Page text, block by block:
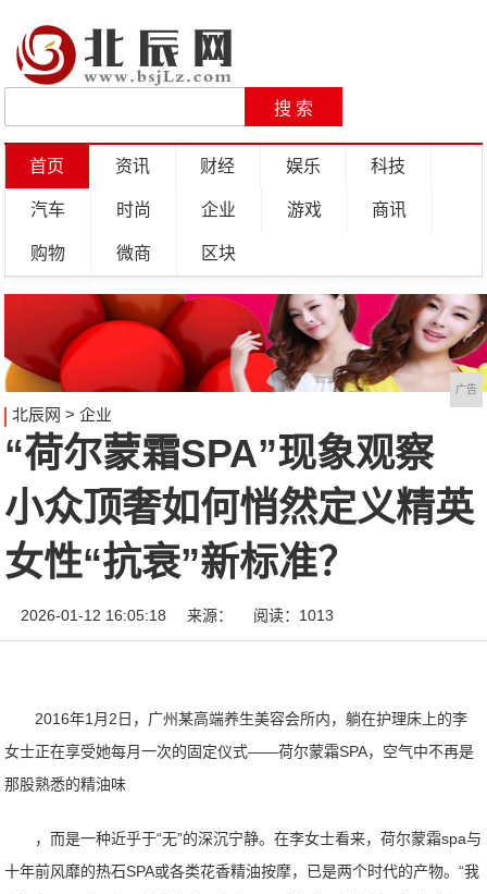
首页 资讯 财经 娱乐 科技
汽车 时尚 企业 游戏 商讯
购物 微商 区块
广告
北辰网 > 企业
“荷尔蒙霜SPA”现象观察
小众顶奢如何悄然定义精英
女性“抗衰”新标准？
2026-01-12 16:05:18 来源： 阅读：1013
2016年1月2日，广州某高端养生美容会所内，躺在护理床上的李
女士正在享受她每月一次的固定仪式——荷尔蒙霜SPA，空气中不再是
那股熟悉的精油味
，而是一种近乎于“无”的深沉宁静。在李女士看来，荷尔蒙霜spa与
十年前风靡的热石SPA或各类花香精油按摩，已是两个时代的产物。“我